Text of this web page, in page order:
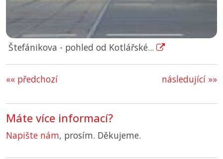
Štefánikova - pohled od Kotlářské...
«« předchozí následující »»
Máte více informací?
Napište nám, prosím. Děkujeme.